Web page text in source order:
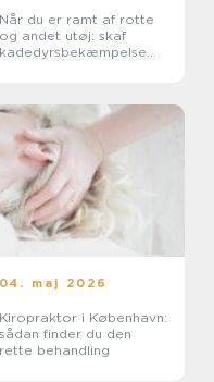
Når du er ramt af rotte
og andet utøj: skaf
kadedyrsbekæmpelse
04. maj 2026
Kiropraktor i København:
sådan finder du den
rette behandling